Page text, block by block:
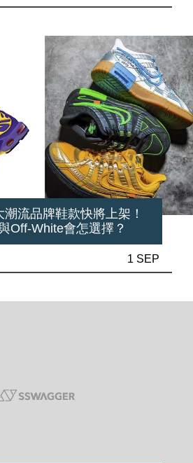
流品牌鞋款快將上架！
Off-White會怎選擇？
1 SEP